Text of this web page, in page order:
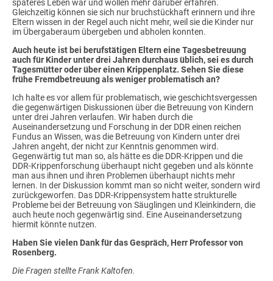
späteres Leben war und wollen mehr darüber erfahren.
Gleichzeitig können sie sich nur bruchstückhaft erinnern und ihre
Eltern wissen in der Regel auch nicht mehr, weil sie die Kinder nur
im Übergaberaum übergeben und abholen konnten.
Auch heute ist bei berufstätigen Eltern eine Tagesbetreuung
auch für Kinder unter drei Jahren durchaus üblich, sei es durch
Tagesmütter oder über einen Krippenplatz. Sehen Sie diese
frühe Fremdbetreuung als weniger problematisch an?
Ich halte es vor allem für problematisch, wie geschichtsvergessen
die gegenwärtigen Diskussionen über die Betreuung von Kindern
unter drei Jahren verlaufen. Wir haben durch die
Auseinandersetzung und Forschung in der DDR einen reichen
Fundus an Wissen, was die Betreuung von Kindern unter drei
Jahren angeht, der nicht zur Kenntnis genommen wird.
Gegenwärtig tut man so, als hätte es die DDR-Krippen und die
DDR-Krippenforschung überhaupt nicht gegeben und als könnte
man aus ihnen und ihren Problemen überhaupt nichts mehr
lernen. In der Diskussion kommt man so nicht weiter, sondern wird
zurückgeworfen. Das DDR-Krippensystem hatte strukturelle
Probleme bei der Betreuung von Säuglingen und Kleinkindern, die
auch heute noch gegenwärtig sind. Eine Auseinandersetzung
hiermit könnte nutzen.
Haben Sie vielen Dank für das Gespräch, Herr Professor von
Rosenberg.
Die Fragen stellte Frank Kaltofen.